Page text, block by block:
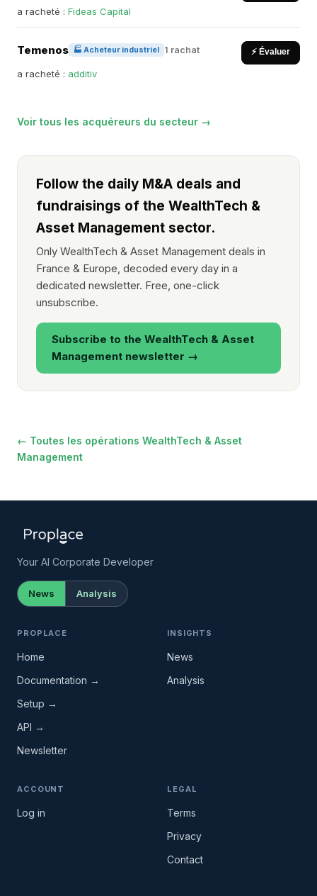
a racheté : Fideas Capital
Temenos 🏭 Acheteur industriel 1 rachat ⚡ Évaluer
a racheté : additiv
Voir tous les acquéreurs du secteur →
Follow the daily M&A deals and
fundraisings of the WealthTech &
Asset Management sector.
Only WealthTech & Asset Management deals in
France & Europe, decoded every day in a
dedicated newsletter. Free, one-click
unsubscribe.
Subscribe to the WealthTech & Asset
Management newsletter →
← Toutes les opérations WealthTech & Asset
Management
Your AI Corporate Developer
News Analysis
PROPLACE
Home
Documentation →
Setup →
API →
Newsletter
INSIGHTS
News
Analysis
ACCOUNT
Log in
LEGAL
Terms
Privacy
Contact